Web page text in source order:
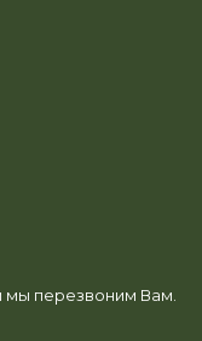
мы перезвоним Вам.